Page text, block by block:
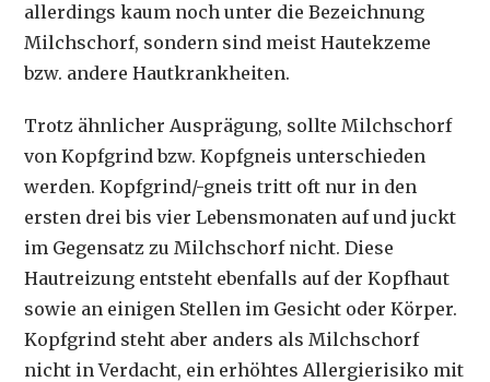
allerdings kaum noch unter die Bezeichnung
Milchschorf, sondern sind meist Hautekzeme
bzw. andere Hautkrankheiten.
Trotz ähnlicher Ausprägung, sollte Milchschorf
von Kopfgrind bzw. Kopfgneis unterschieden
werden. Kopfgrind/-gneis tritt oft nur in den
ersten drei bis vier Lebensmonaten auf und juckt
im Gegensatz zu Milchschorf nicht. Diese
Hautreizung entsteht ebenfalls auf der Kopfhaut
sowie an einigen Stellen im Gesicht oder Körper.
Kopfgrind steht aber anders als Milchschorf
nicht in Verdacht, ein erhöhtes Allergierisiko mit